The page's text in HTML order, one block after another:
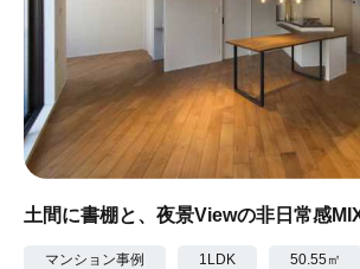
土間に書棚と、夜景Viewの非日常感
マンション事例 1LDK 50.55㎡